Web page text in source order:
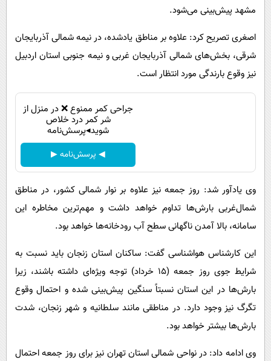
مشهد پیش‌بینی می‌شود.
اصغری تصریح کرد: علاوه بر مناطق یادشده، در نیمه شمالی آذربایجان
شرقی، بخش‌های شمالی آذربایجان غربی و نیمه جنوبی استان اردبیل
نیز وقوع بارندگی مورد انتظار است.
جراحی کمر ممنوع ❌ در منزل از
شر کمر درد خلاص
شوید◂پرسش‌نامه
◀ پرسش‌نامه ▶
وی یادآور شد: روز جمعه نیز علاوه بر نوار شمالی کشور، در مناطق
شمال‌غربی بارش‌ها تداوم خواهد داشت و مهم‌ترین مخاطره این
سامانه، بالا آمدن ناگهانی سطح آب رودخانه‌ها خواهد بود.
این کارشناس هواشناسی گفت: ساکنان استان زنجان باید نسبت به
شرایط جوی روز جمعه (۱۵ خرداد) توجه ویژه‌ای داشته باشند، زیرا
بارش‌ها در این استان نسبتاً سنگین پیش‌بینی شده و احتمال وقوع
تگرگ نیز وجود دارد. در مناطقی مانند سلطانیه و شهر زنجان، شدت
بارش‌ها بیشتر خواهد بود.
وی ادامه داد: در نواحی شمالی استان تهران نیز برای روز جمعه احتمال